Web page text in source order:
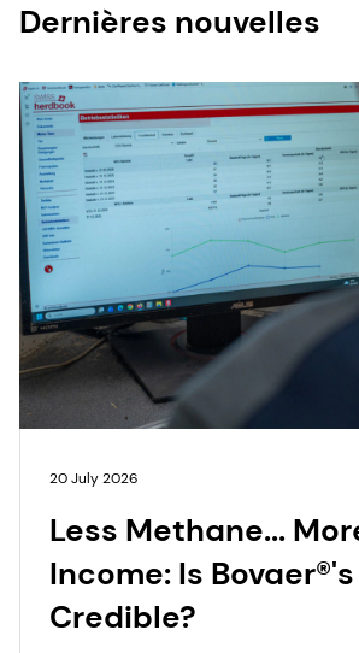
Dernières nouvelles
20 July 2026
Less Methane...
Income: Is
Credible?